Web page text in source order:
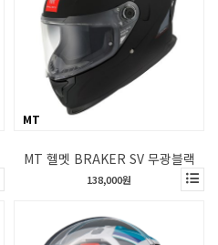
MT
MT 헬멧 BRAKER SV 무광블랙
138,000원